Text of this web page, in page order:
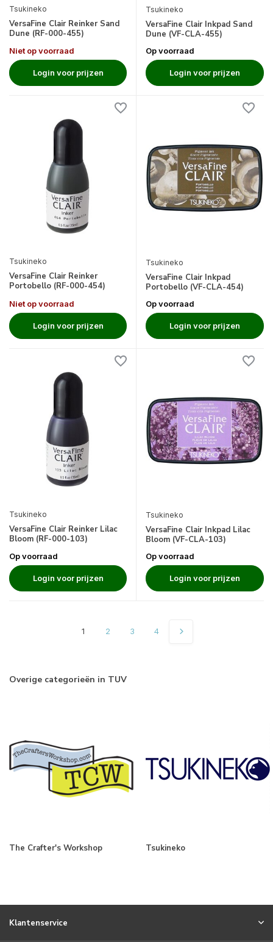
Tsukineko
VersaFine Clair Reinker Sand
Dune (RF-000-455)
Niet op voorraad
Login voor prijzen
Tsukineko
VersaFine Clair Inkpad Sand
Dune (VF-CLA-455)
Op voorraad
Login voor prijzen
Tsukineko
VersaFine Clair Reinker
Portobello (RF-000-454)
Niet op voorraad
Login voor prijzen
Tsukineko
VersaFine Clair Inkpad
Portobello (VF-CLA-454)
Op voorraad
Login voor prijzen
Tsukineko
VersaFine Clair Reinker Lilac
Bloom (RF-000-103)
Op voorraad
Login voor prijzen
Tsukineko
VersaFine Clair Inkpad Lilac
Bloom (VF-CLA-103)
Op voorraad
Login voor prijzen
1 2 3 4
Overige categorieën in TUV
The Crafter's Workshop Tsukineko
Klantenservice